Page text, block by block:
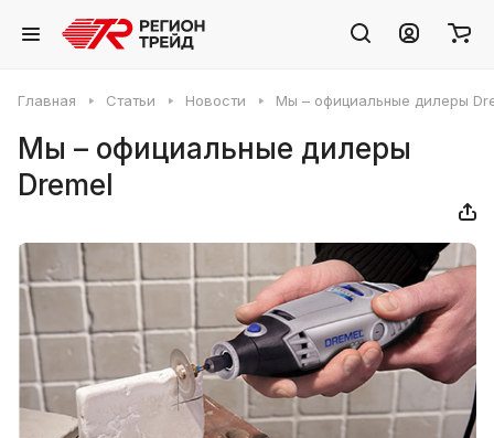
Главная Статьи Новости Мы – официальные дилеры
Мы – официальные дилеры
Dremel